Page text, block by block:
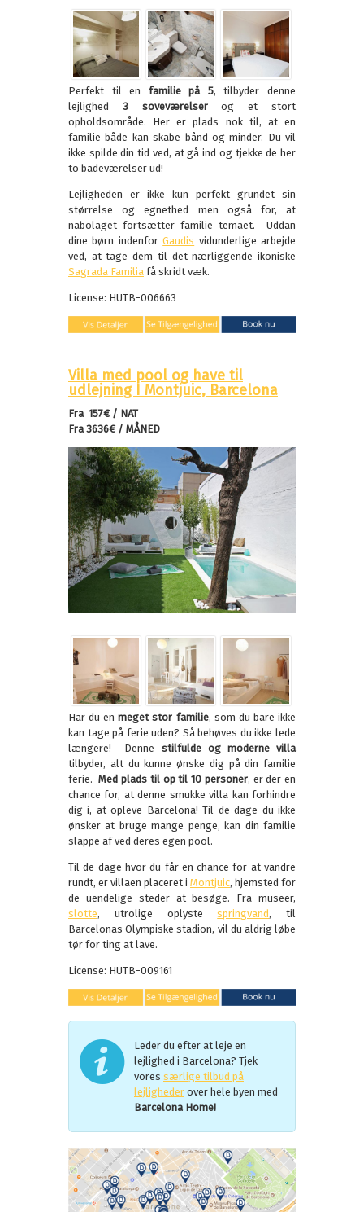
Perfekt til en familie på 5, tilbyder denne
lejlighed 3 soveværelserog et stort
opholdsområde. Her er plads nok til, at en
familie både kan skabe bånd og minder. Du vil
ikke spilde din tid ved, at gå ind og tjekke de her
to badeværelser ud!
Lejligheden er ikke kun perfekt grundet sin
størrelse og egnethed men også for, at
nabolaget fortsætter familie temaet. Uddan
dine børn indenforGaudis vidunderlige arbejde
ved, at tage dem til det nærliggende ikoniske
Sagrada Familia få skridt væk.
License: HUTB-006663
Villa med pool og have til
udlejning I Montjuic, Barcelona
Fra 157€ / NAT
Fra 3636€ / MÅNED
Har du enmeget stor familie, som du bare ikke
kan tage på ferie uden? Så behøves du ikke lede
længere! Denne stilfulde og moderne villa
tilbyder, alt du kunne ønske dig på din familie
ferie.Med plads til op til 10 personer, er der en
chance for, at denne smukke villa kan forhindre
dig i, at opleve Barcelona! Til de dage du ikke
ønsker at bruge mange penge, kan din familie
slappe af ved deres egen pool.
Til de dage hvor du får en chance for at vandre
rundt, er villaen placeret i Montjuic, hjemsted for
de uendelige steder at besøge. Fra museer,
slotte, utrolige oplystespringvand, til
Barcelonas Olympiske stadion, vil du aldrig løbe
tør for ting at lave.
License: HUTB-009161
Leder du efter at leje en
lejlighed i Barcelona? Tjek
vores særlige tilbud på
lejligheder over hele byen med
Barcelona Home!